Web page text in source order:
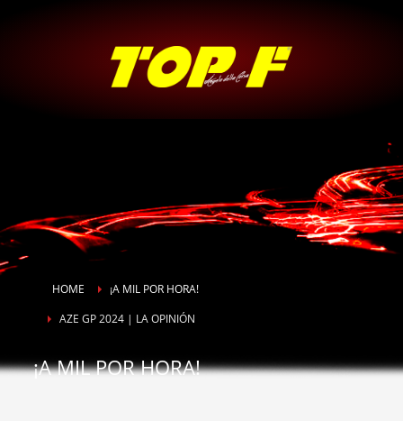
HOME
¡A MIL POR HORA!
AZE GP 2024 | LA OPINIÓN
¡A MIL POR HORA!